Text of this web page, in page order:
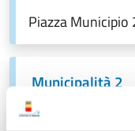
Piazza Municipio
Municipalità 2
Piazza Dante n.